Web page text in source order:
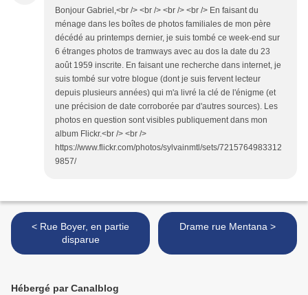
Bonjour Gabriel,<br /> <br /> <br /> <br /> En faisant du
ménage dans les boîtes de photos familiales de mon père
décédé au printemps dernier, je suis tombé ce week-end sur
6 étranges photos de tramways avec au dos la date du 23
août 1959 inscrite. En faisant une recherche dans internet, je
suis tombé sur votre blogue (dont je suis fervent lecteur
depuis plusieurs années) qui m'a livré la clé de l'énigme (et
une précision de date corroborée par d'autres sources). Les
photos en question sont visibles publiquement dans mon
album Flickr.<br /> <br />
https://www.flickr.com/photos/sylvainmtl/sets/7215764983312
9857/
< Rue Boyer, en partie
disparue
Drame rue Mentana >
Hébergé par Canalblog